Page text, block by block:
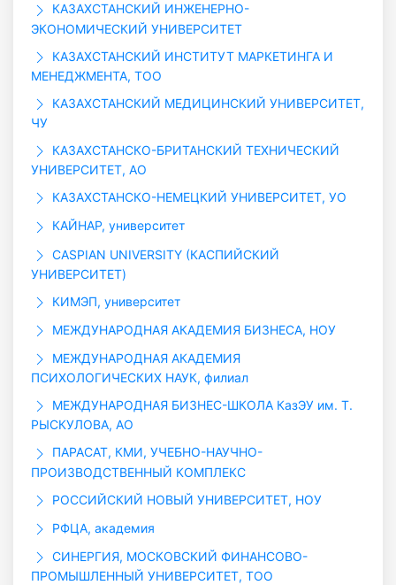
КАЗАХСТАНСКИЙ ИНЖЕНЕРНО-
ЭКОНОМИЧЕСКИЙ УНИВЕРСИТЕТ
КАЗАХСТАНСКИЙ ИНСТИТУТ МАРКЕТИНГА И
МЕНЕДЖМЕНТА, ТОО
КАЗАХСТАНСКИЙ МЕДИЦИНСКИЙ УНИВЕРСИТЕТ,
ЧУ
КАЗАХСТАНСКО-БРИТАНСКИЙ ТЕХНИЧЕСКИЙ
УНИВЕРСИТЕТ, АО
КАЗАХСТАНСКО-НЕМЕЦКИЙ УНИВЕРСИТЕТ, УО
КАЙНАР, университет
CASPIAN UNIVERSITY (КАСПИЙСКИЙ
УНИВЕРСИТЕТ)
КИМЭП, университет
МЕЖДУНАРОДНАЯ АКАДЕМИЯ БИЗНЕСА, НОУ
МЕЖДУНАРОДНАЯ АКАДЕМИЯ
ПСИХОЛОГИЧЕСКИХ НАУК, филиал
МЕЖДУНАРОДНАЯ БИЗНЕС-ШКОЛА КазЭУ им. Т.
РЫСКУЛОВА, АО
ПАРАСАТ, КМИ, УЧЕБНО-НАУЧНО-
ПРОИЗВОДСТВЕННЫЙ КОМПЛЕКС
РОССИЙСКИЙ НОВЫЙ УНИВЕРСИТЕТ, НОУ
РФЦА, академия
СИНЕРГИЯ, МОСКОВСКИЙ ФИНАНСОВО-
ПРОМЫШЛЕННЫЙ УНИВЕРСИТЕТ, ТОО